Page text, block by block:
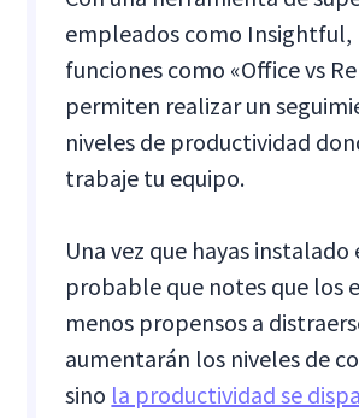
empleados como Insightful,
funciones como «Office vs
permiten realizar un
niveles de productividad
trabaje tu equipo.
Una vez que hayas
probable que notes que los
menos propensos a
aumentarán los niveles de
sino la productividad se